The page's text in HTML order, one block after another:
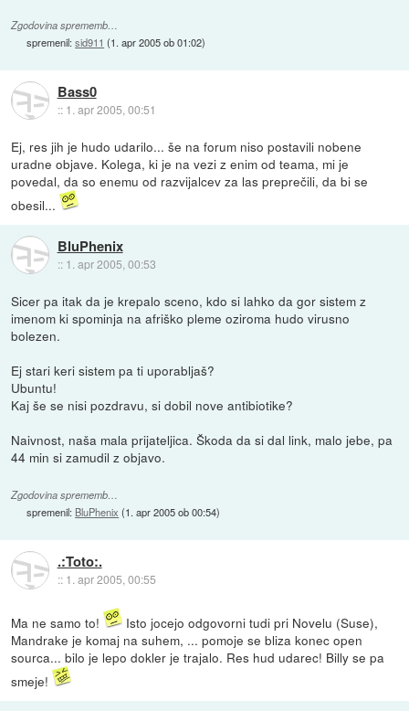
Zgodovina sprememb…
spremenil:sid911 (1. apr 2005 ob 01:02)
Bass0
:: 1. apr 2005, 00:51
Ej, res jih je hudo udarilo... še na forum niso postavili nobene
uradne objave. Kolega, ki je na vezi z enim od teama, mi je
povedal, da so enemu od razvijalcev za las preprečili, da bi se
obesil...
BluPhenix
:: 1. apr 2005, 00:53
Sicer pa itak da je krepalo sceno, kdo si lahko da gor sistem z
imenom ki spominja na afriško pleme oziroma hudo virusno
bolezen.
Ej stari keri sistem pa ti uporabljaš?
Ubuntu!
Kaj še se nisi pozdravu, si dobil nove antibiotike?
Naivnost, naša mala prijateljica. Škoda da si dal link, malo jebe, pa
44 min si zamudil z objavo.
Zgodovina sprememb…
spremenil: BluPhenix (1. apr 2005 ob 00:54)
.:Toto:.
:: 1. apr 2005, 00:55
Ma ne samo to!
Isto jocejo odgovorni tudi pri Novelu (Suse),
Mandrake je komaj na suhem, ... pomoje se bliza konec open
sourca... bilo je lepo dokler je trajalo. Res hud udarec! Billy se pa
smeje!